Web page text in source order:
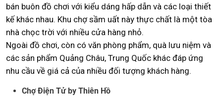
bán buôn đồ chơi với kiểu dáng hấp dẫn và các loại thiết
kế khác nhau. Khu chợ sầm uất này thực chất là một tòa
nhà chọc trời với nhiều cửa hàng nhỏ.
Ngoài đồ chơi, còn có văn phòng phẩm, quà lưu niệm và
các sản phẩm Quảng Châu, Trung Quốc khác đáp ứng
nhu cầu về giá cả của nhiều đối tượng khách hàng.
Chợ Điện Tử by Thiên Hồ